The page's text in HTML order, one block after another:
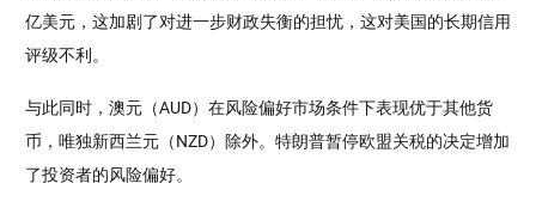
亿美元，这加剧了对进一步财政失衡的担忧，这对美国的长期信用
评级不利。
与此同时，澳元（AUD）在风险偏好市场条件下表现优于其他货
币，唯独新西兰元（NZD）除外。特朗普暂停欧盟关税的决定增加
了投资者的风险偏好。